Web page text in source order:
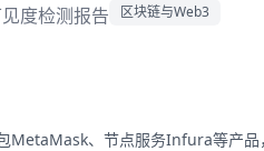
度检测报告 区块链与Web3
MetaMask、节点服务Infura等产品